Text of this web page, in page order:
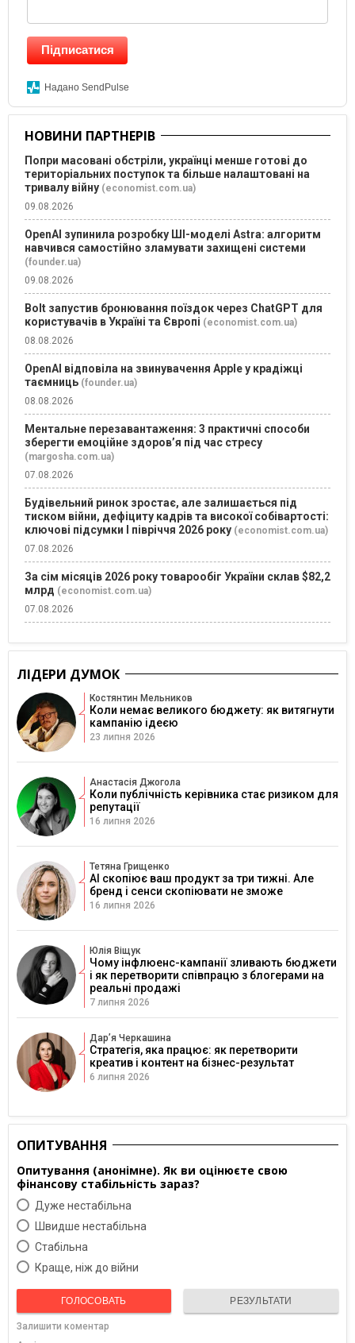
Підписатися
Надано SendPulse
НОВИНИ ПАРТНЕРІВ
Попри масовані обстріли, українці менше готові до
територіальних поступок та більше налаштовані на
тривалу війну (economist.com.ua)
09.08.2026
OpenAI зупинила розробку ШІ-моделі Astra: алгоритм
навчився самостійно зламувати захищені системи
(founder.ua)
09.08.2026
Bolt запустив бронювання поїздок через ChatGPT для
користувачів в Україні та Європі (economist.com.ua)
08.08.2026
OpenAI відповіла на звинувачення Apple у крадіжці
таємниць (founder.ua)
08.08.2026
Ментальне перезавантаження: 3 практичні способи
зберегти емоційне здоров’я під час стресу
(margosha.com.ua)
07.08.2026
Будівельний ринок зростає, але залишається під
тиском війни, дефіциту кадрів та високої собівартості:
ключові підсумки І півріччя 2026 року (economist.com.ua)
07.08.2026
За сім місяців 2026 року товарообіг України склав $82,2
млрд (economist.com.ua)
07.08.2026
ЛІДЕРИ ДУМОК
Костянтин Мельников
Коли немає великого бюджету: як витягнути
кампанію ідеєю
23 липня 2026
Анастасія Джогола
Коли публічність керівника стає ризиком для
репутації
16 липня 2026
Тетяна Грищенко
AI скопіює ваш продукт за три тижні. Але
бренд і сенси скопіювати не зможе
16 липня 2026
Юлія Віщук
Чому інфлюенс-кампанії зливають бюджети
і як перетворити співпрацю з блогерами на
реальні продажі
7 липня 2026
Дарʼя Черкашина
Стратегія, яка працює: як перетворити
креатив і контент на бізнес-результат
6 липня 2026
ОПИТУВАННЯ
Опитування (анонімне). Як ви оцінюєте свою
фінансову стабільність зараз?
Дуже нестабільна
Швидше нестабільна
Cтабільна
Краще, ніж до війни
ГОЛОСОВАТЬ РЕЗУЛЬТАТИ
Залишити коментар